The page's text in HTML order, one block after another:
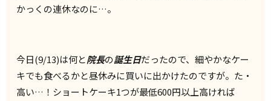
かっくの連休なのに…。
今日(9/13)は何と院長の誕生日だったので、細やかなケー
キでも食べるかと昼休みに買いに出かけたのですが。た・
高い…！ショートケーキ1つが最低600円以上高ければ